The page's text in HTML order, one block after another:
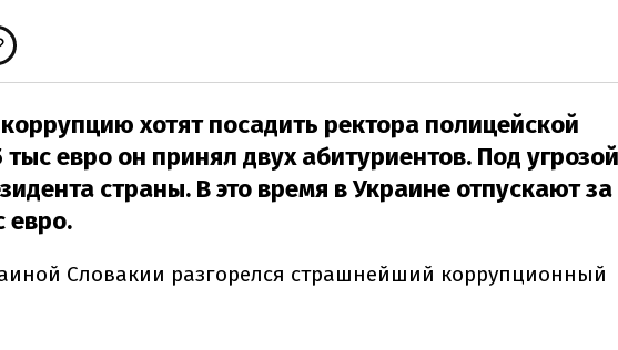
хотят посадить ректора полицейской
евро он принял двух абитуриентов. Под угрозой
страны. В это время в Украине отпускают за
евро.
Словакии разгорелся страшнейший коррупционный